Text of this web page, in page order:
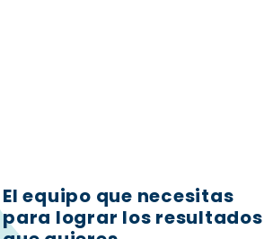
El equipo que necesitas
para lograr los resultados